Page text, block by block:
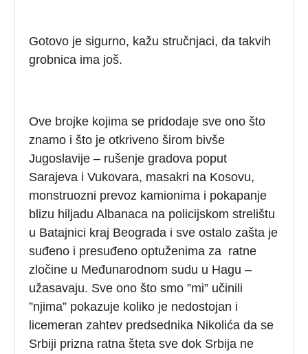
Gotovo je sigurno, kažu stručnjaci, da takvih
grobnica ima još.
Ove brojke kojima se pridodaje sve ono što
znamo i što je otkriveno širom bivše
Jugoslavije – rušenje gradova poput
Sarajeva i Vukovara, masakri na Kosovu,
monstruozni prevoz kamionima i pokapanje
blizu hiljadu Albanaca na policijskom strelištu
u Batajnici kraj Beograda i sve ostalo zašta je
suđeno i presuđeno optuženima za ratne
zločine u Međunarodnom sudu u Hagu –
užasavaju. Sve ono što smo ”mi” učinili
”njima” pokazuje koliko je nedostojan i
licemeran zahtev predsednika Nikolića da se
Srbiji prizna ratna šteta sve dok Srbija ne